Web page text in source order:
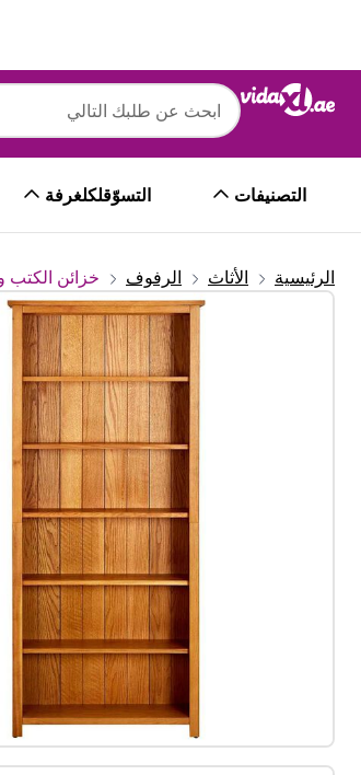
التصنيفات التسوّقلكلغرفة
الرئيسية الأثاث الرفوف خزائن الكتب